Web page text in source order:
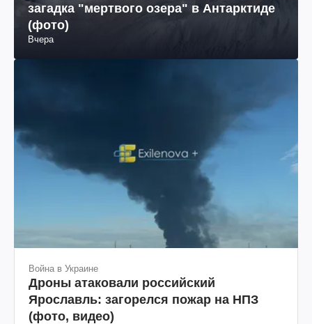
загадка "мертвого озера" в Антарктиде
(фото)
Вчера
Война в Украине
Дроны атаковали российский
Ярославль: загорелся пожар на НПЗ
(фото, видео)